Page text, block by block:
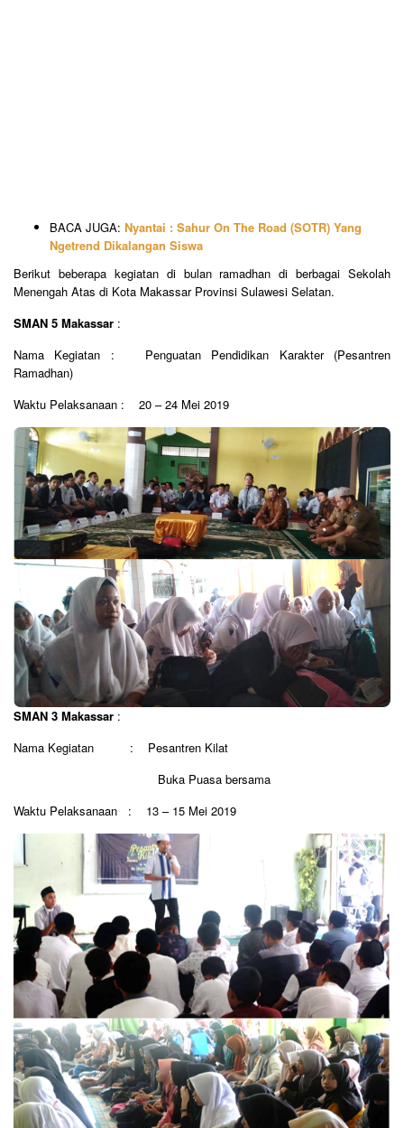
BACA JUGA: Nyantai : Sahur On The Road (SOTR) Yang
Ngetrend Dikalangan Siswa
Berikut beberapa kegiatan di bulan ramadhan di berbagai Sekolah
Menengah Atas di Kota Makassar Provinsi Sulawesi Selatan.
SMAN 5 Makassar :
Nama Kegiatan : Penguatan Pendidikan Karakter (Pesantren
Ramadhan)
Waktu Pelaksanaan : 20 – 24 Mei 2019
SMAN 3 Makassar :
Nama Kegiatan : Pesantren Kilat
Buka Puasa bersama
Waktu Pelaksanaan : 13 – 15 Mei 2019